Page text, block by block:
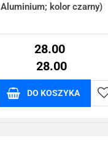
Aluminium; kolor czarny)
28.00
28.00
DO KOSZYKA
Do